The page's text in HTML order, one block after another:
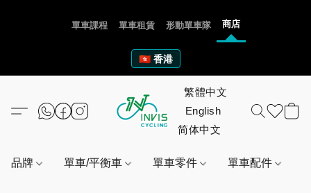
單車課程 單車租賃 形動單車隊 商店
🇭🇰 香港
品牌 單車/平衡車 單車零件 單車配件